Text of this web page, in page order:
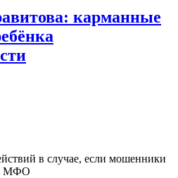
карманные
в случае, если мошенники
в МФО